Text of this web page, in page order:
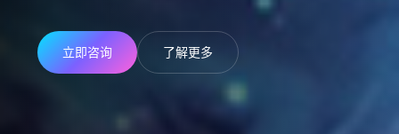
立即咨询 了解更多
了解详情 免费咨询
立即咨询 了解更多